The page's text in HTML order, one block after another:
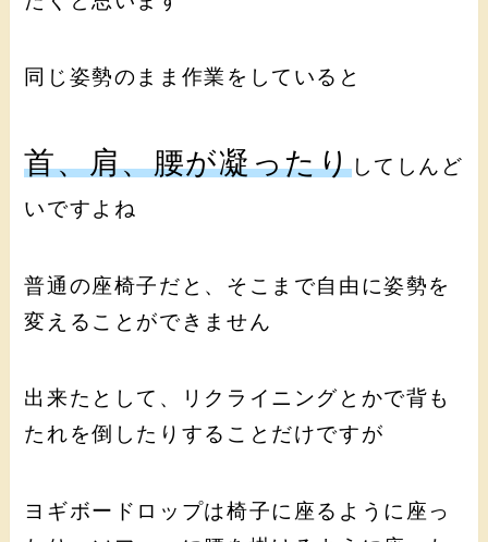
同じ姿勢のまま作業をしていると
首、肩、腰が凝ったりしてしんど
いですよね
普通の座椅子だと、そこまで自由に姿勢を
変えることができません
出来たとして、リクライニングとかで背も
たれを倒したりすることだけですが
ヨギボードロップは椅子に座るように座っ